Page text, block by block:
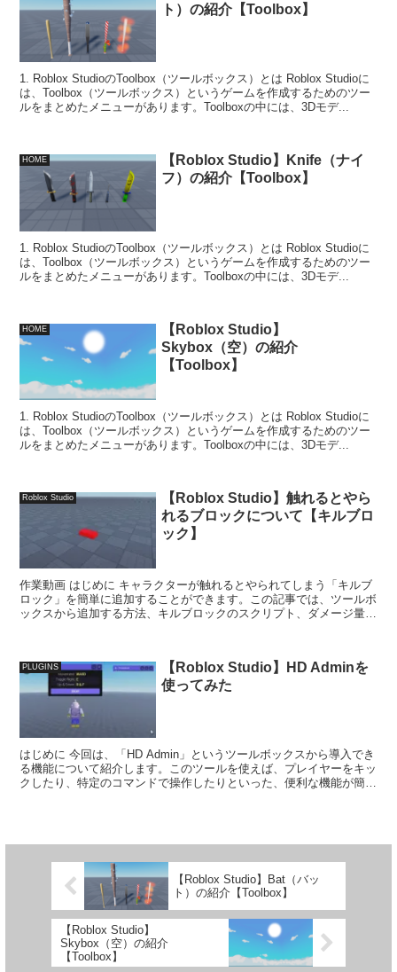
ト）の紹介【Toolbox】
1. Roblox StudioのToolbox（ツールボックス）とは Roblox Studioに
は、Toolbox（ツールボックス）というゲームを作成するためのツー
ルをまとめたメニューがあります。Toolboxの中には、3Dモデ...
HOME
【Roblox Studio】Knife（ナイ
フ）の紹介【Toolbox】
1. Roblox StudioのToolbox（ツールボックス）とは Roblox Studioに
は、Toolbox（ツールボックス）というゲームを作成するためのツー
ルをまとめたメニューがあります。Toolboxの中には、3Dモデ...
HOME
【Roblox Studio】
Skybox（空）の紹介
【Toolbox】
1. Roblox StudioのToolbox（ツールボックス）とは Roblox Studioに
は、Toolbox（ツールボックス）というゲームを作成するためのツー
ルをまとめたメニューがあります。Toolboxの中には、3Dモデ...
Roblox Studio
【Roblox Studio】触れるとやら
れるブロックについて【キルブロ
ック】
作業動画 はじめに キャラクターが触れるとやられてしまう「キルブ
ロック」を簡単に追加することができます。この記事では、ツールボ
ックスから追加する方法、キルブロックのスクリプト、ダメージ量の
PLUGINS
【Roblox Studio】HD Adminを
使ってみた
はじめに 今回は、「HD Admin」というツールボックスから導入でき
る機能について紹介します。このツールを使えば、プレイヤーをキッ
クしたり、特定のコマンドで操作したりといった、便利な機能が簡単
【Roblox Studio】Bat（バッ
ト）の紹介【Toolbox】
【Roblox Studio】
Skybox（空）の紹介
【Toolbox】